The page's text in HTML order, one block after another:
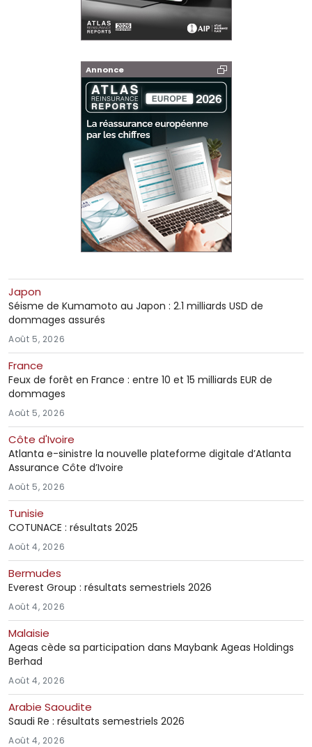
Annonce
Japon
Séisme de Kumamoto au Japon : 2.1 milliards USD de
dommages assurés
Août 5, 2026
France
Feux de forêt en France : entre 10 et 15 milliards EUR de
dommages
Août 5, 2026
Côte d'Ivoire
Atlanta e-sinistre la nouvelle plateforme digitale d’Atlanta
Assurance Côte d’Ivoire
Août 5, 2026
Tunisie
COTUNACE : résultats 2025
Août 4, 2026
Bermudes
Everest Group : résultats semestriels 2026
Août 4, 2026
Malaisie
Ageas cède sa participation dans Maybank Ageas Holdings
Berhad
Août 4, 2026
Arabie Saoudite
Saudi Re : résultats semestriels 2026
Août 4, 2026